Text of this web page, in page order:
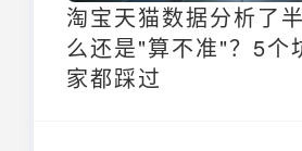
淘宝天猫数据分析了
么还是"算不准"？5个
家都踩过